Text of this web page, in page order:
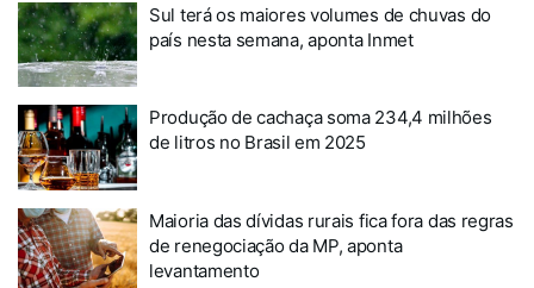
Sul terá os maiores volumes de chuvas do
país nesta semana, aponta Inmet
Produção de cachaça soma 234,4 milhões
de litros no Brasil em 2025
Maioria das dívidas rurais fica fora das regras
de renegociação da MP, aponta
levantamento